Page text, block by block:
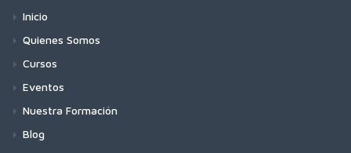
Inicio
Quienes Somos
Cursos
Eventos
Nuestra Formación
Blog